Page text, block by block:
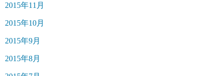
2015年11月
2015年10月
2015年9月
2015年8月